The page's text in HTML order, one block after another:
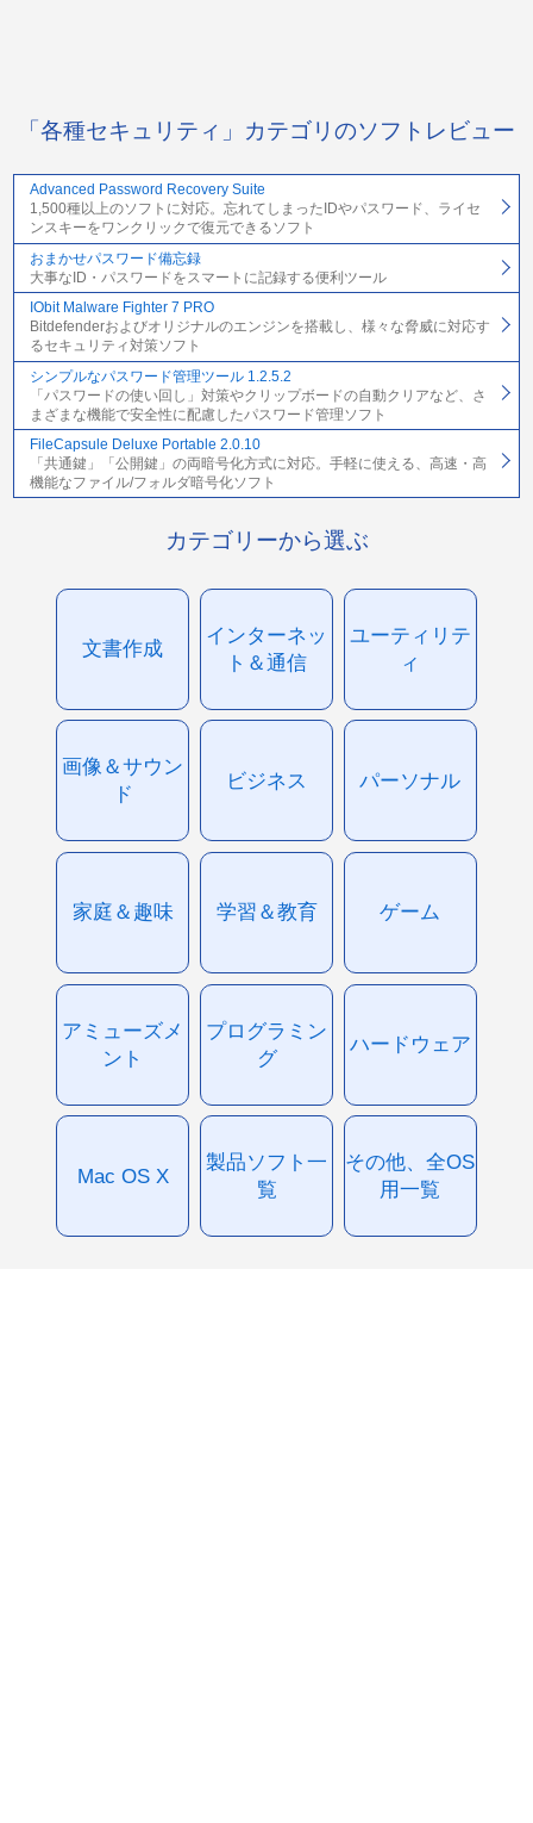
「各種セキュリティ」カテゴリのソフトレビュー
Advanced Password Recovery Suite
1,500種以上のソフトに対応。忘れてしまったIDやパスワード、ライセ
ンスキーをワンクリックで復元できるソフト
おまかせパスワード備忘録
大事なID・パスワードをスマートに記録する便利ツール
IObit Malware Fighter 7 PRO
Bitdefenderおよびオリジナルのエンジンを搭載し、様々な脅威に対応す
るセキュリティ対策ソフト
シンプルなパスワード管理ツール 1.2.5.2
「パスワードの使い回し」対策やクリップボードの自動クリアなど、さ
まざまな機能で安全性に配慮したパスワード管理ソフト
FileCapsule Deluxe Portable 2.0.10
「共通鍵」「公開鍵」の両暗号化方式に対応。手軽に使える、高速・高
機能なファイル/フォルダ暗号化ソフト
カテゴリーから選ぶ
文書作成
インターネッ
ト＆通信
ユーティリテ
ィ
画像＆サウン
ド
ビジネス パーソナル
家庭＆趣味 学習＆教育 ゲーム
アミューズメ
ント
プログラミン
グ
ハードウェア
Mac OS X
製品ソフト一
覧
その他、全OS
用一覧